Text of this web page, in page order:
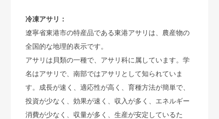
冷凍アサリ：
遼寧省東港市の特産品である東港アサリは、農産物の
全国的な地理的表示です。
アサリは貝類の一種で、アサリ科に属しています。学
名はアサリで、南部ではアサリとして知られていま
す。成長が速く、適応性が高く、育種方法が簡単で、
投資が少なく、効果が速く、収入が多く、エネルギー
消費が少なく、収量が多く、生産が安定しているた